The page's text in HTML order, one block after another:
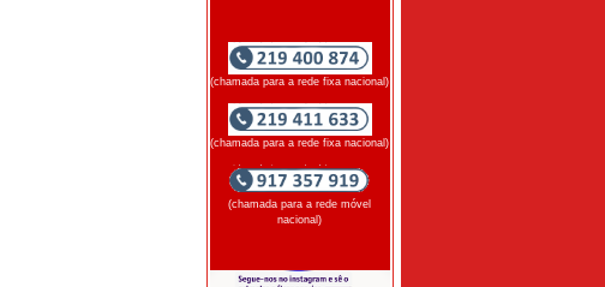
(chamada para a rede fixa nacional)
(chamada para a rede fixa nacional)
(chamada para a rede móvel
nacional)